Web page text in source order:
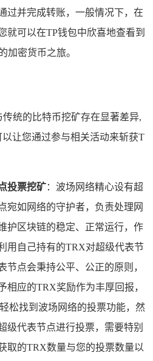
过并完成转账，一般情况下，在
就可以在TP钱包中欣喜地查看到
加密货币之旅。
统的比特币挖矿存在显著差异,
让您通过参与相关活动来斩获T
投票挖矿：波场网络精心设有超
宛如网络的守护者，负责处理网
护区块链的稳定、正常运行，作
用自己持有的TRX对超级代表节
节点会秉持公平、公正的原则，
相应的TRX奖励作为丰厚回报，
松找到波场网络的投票功能，然
级代表节点进行投票，需要特别
取的TRX数量与您的投票数量以